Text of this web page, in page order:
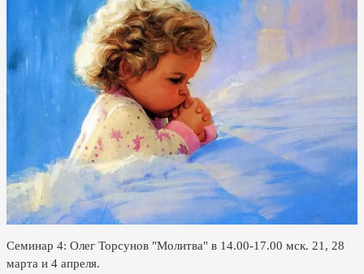
Семинар 4: Олег Торсунов "Молитва" в 14.00-17.00 мск. 21, 28
марта и 4 апреля.